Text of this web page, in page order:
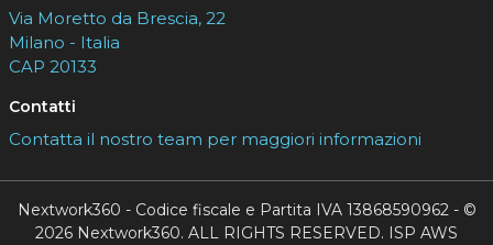
Via Moretto da Brescia, 22
Milano - Italia
CAP 20133
Contatti
Contatta il nostro team per maggiori informazioni
Nextwork360 - Codice fiscale e Partita IVA 13868590962 - ©
2026 Nextwork360. ALL RIGHTS RESERVED. ISP AWS